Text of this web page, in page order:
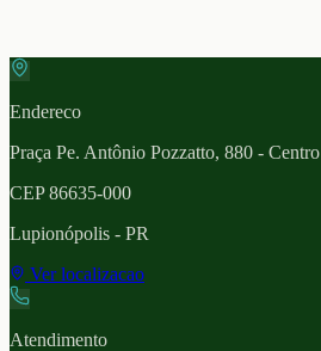
Endereco
Praça Pe. Antônio Pozzatto, 880 - Centro
CEP86635-000
Lupionópolis - PR
Ver localizacao
Atendimento